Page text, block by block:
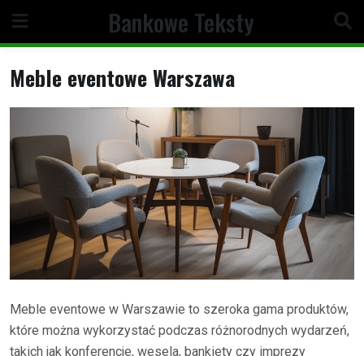
content
Bankowe Teksty
Meble eventowe Warszawa
Meble eventowe w Warszawie to szeroka gama produktów,
które można wykorzystać podczas różnorodnych wydarzeń,
takich jak konferencje, wesela, bankiety czy imprezy